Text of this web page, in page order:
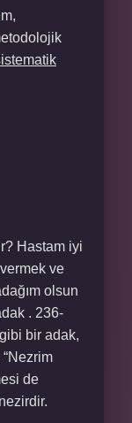
Hastam iyi
ve
olsun
. 236-
bir adak,
de